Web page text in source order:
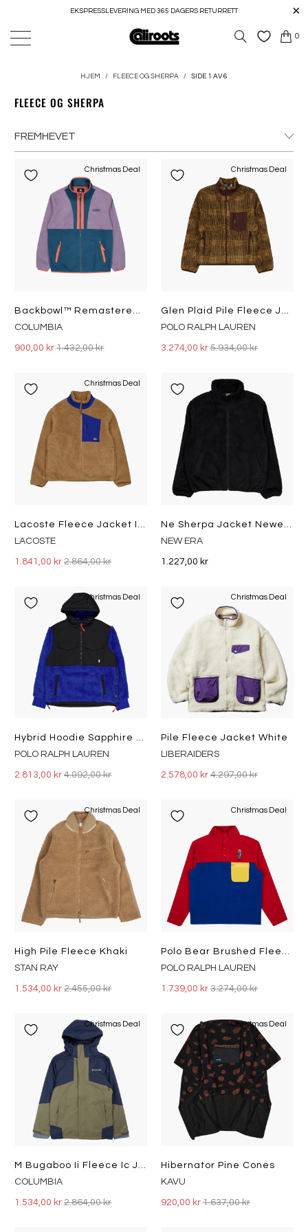
EKSPRESSLEVERING MED 365 DAGERS RETURRETT
0
HJEM / FLEECE OG SHERPA / SIDE 1 AV 6
FLEECE OG SHERPA
Christmas Deal
COLUMBIA
900,00 kr1.432,00 kr
Christmas Deal
POLO RALPH LAUREN
3.274,00 kr 5.934,00 kr
Christmas Deal
LACOSTE
1.841,00 kr2.864,00 kr
NEW ERA
1.227,00 kr
Christmas Deal
Hybrid Hoodie Sapphire Star / Polo Black
POLO RALPH LAUREN
2.813,00 kr4.092,00 kr
Christmas Deal
Pile Fleece Jacket White
LIBERAIDERS
2.578,00 kr 4.297,00 kr
Christmas Deal
High Pile Fleece Khaki
STAN RAY
1.534,00 kr2.455,00 kr
Christmas Deal
Polo Bear Brushed Fleece Pullover Hol22 Rl2000 Rd/Royl Sunv Bear
POLO RALPH LAUREN
1.739,00 kr 3.274,00 kr
Christmas Deal
M Bugaboo Ii Fleece Ic J Stone Green, Collegiate Navy
COLUMBIA
1.534,00 kr2.864,00 kr
Christmas Deal
Hibernator Pine Cones
KAVU
920,00 kr 1.637,00 kr